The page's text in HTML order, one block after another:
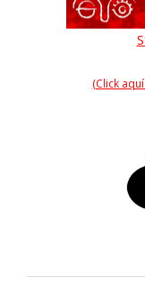
(Click